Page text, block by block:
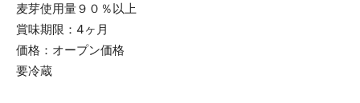
麦芽使用量９０％以上
賞味期限：4ヶ月
価格：オープン価格
要冷蔵